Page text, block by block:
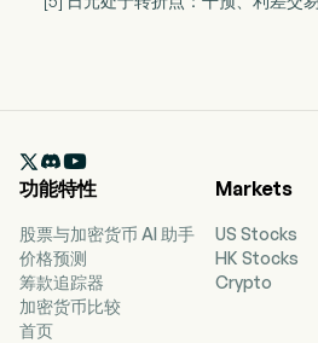

功能特性
股票与加密货币 AI 助手
价格预测
筹款追踪器
加密货币比较
首页
Markets
US Stocks
HK Stocks
Crypto